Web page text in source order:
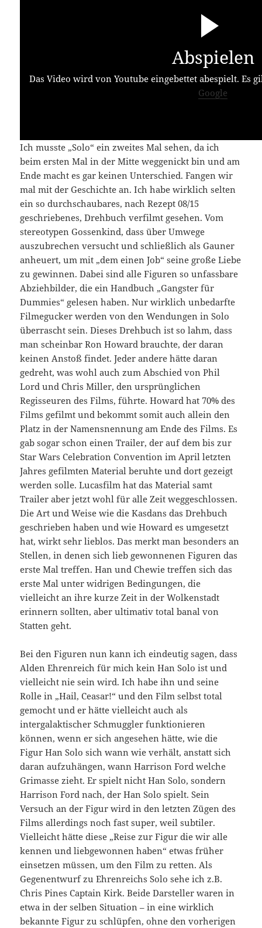
Abspielen
Das Video wird von Youtube eingebettet abespielt. Es
Google
Ich musste „Solo“ ein zweites Mal sehen, da ich
beim ersten Mal in der Mitte weggenickt bin und am
Ende macht es gar keinen Unterschied. Fangen wir
mal mit der Geschichte an. Ich habe wirklich selten
ein so durchschaubares, nach Rezept 08/15
geschriebenes, Drehbuch verfilmt gesehen. Vom
stereotypen Gossenkind, dass über Umwege
auszubrechen versucht und schließlich als Gauner
anheuert, um mit „dem einen Job“ seine große Liebe
zu gewinnen. Dabei sind alle Figuren so unfassbare
Abziehbilder, die ein Handbuch „Gangster für
Dummies“ gelesen haben. Nur wirklich unbedarfte
Filmegucker werden von den Wendungen in Solo
überrascht sein. Dieses Drehbuch ist so lahm, dass
man scheinbar Ron Howard brauchte, der daran
keinen Anstoß findet. Jeder andere hätte daran
gedreht, was wohl auch zum Abschied von Phil
Lord und Chris Miller, den ursprünglichen
Regisseuren des Films, führte. Howard hat 70% des
Films gefilmt und bekommt somit auch allein den
Platz in der Namensnennung am Ende des Films. Es
gab sogar schon einen Trailer, der auf dem bis zur
Star Wars Celebration Convention im April letzten
Jahres gefilmten Material beruhte und dort gezeigt
werden solle. Lucasfilm hat das Material samt
Trailer aber jetzt wohl für alle Zeit weggeschlossen.
Die Art und Weise wie die Kasdans das Drehbuch
geschrieben haben und wie Howard es umgesetzt
hat, wirkt sehr lieblos. Das merkt man besonders an
Stellen, in denen sich lieb gewonnenen Figuren das
erste Mal treffen. Han und Chewie treffen sich das
erste Mal unter widrigen Bedingungen, die
vielleicht an ihre kurze Zeit in der Wolkenstadt
erinnern sollten, aber ultimativ total banal von
Statten geht.
Bei den Figuren nun kann ich eindeutig sagen, dass
Alden Ehrenreich für mich kein Han Solo ist und
vielleicht nie sein wird. Ich habe ihn und seine
Rolle in „Hail, Ceasar!“ und den Film selbst total
gemocht und er hätte vielleicht auch als
intergalaktischer Schmuggler funktionieren
können, wenn er sich angesehen hätte, wie die
Figur Han Solo sich wann wie verhält, anstatt sich
daran aufzuhängen, wann Harrison Ford welche
Grimasse zieht. Er spielt nicht Han Solo, sondern
Harrison Ford nach, der Han Solo spielt. Sein
Versuch an der Figur wird in den letzten Zügen des
Films allerdings noch fast super, weil subtiler.
Vielleicht hätte diese „Reise zur Figur die wir alle
kennen und liebgewonnen haben“ etwas früher
einsetzen müssen, um den Film zu retten. Als
Gegenentwurf zu Ehrenreichs Solo sehe ich z.B.
Chris Pines Captain Kirk. Beide Darsteller waren in
etwa in der selben Situation – in eine wirklich
bekannte Figur zu schlüpfen, ohne den vorherigen